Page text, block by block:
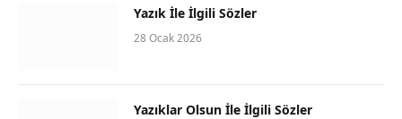
Yazık İle İlgili Sözler
28 Ocak 2026
Yazıklar Olsun İle İlgili Sözler